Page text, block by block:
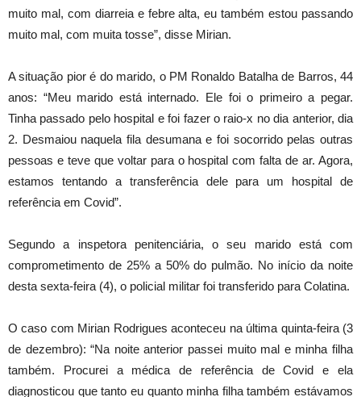
muito mal, com diarreia e febre alta, eu também estou passando
muito mal, com muita tosse”, disse Mirian.
A situação pior é do marido, o PM Ronaldo Batalha de Barros, 44
anos: “Meu marido está internado. Ele foi o primeiro a pegar.
Tinha passado pelo hospital e foi fazer o raio-x no dia anterior, dia
2. Desmaiou naquela fila desumana e foi socorrido pelas outras
pessoas e teve que voltar para o hospital com falta de ar. Agora,
estamos tentando a transferência dele para um hospital de
referência em Covid”.
Segundo a inspetora penitenciária, o seu marido está com
comprometimento de 25% a 50% do pulmão. No início da noite
desta sexta-feira (4), o policial militar foi transferido para Colatina.
O caso com Mirian Rodrigues aconteceu na última quinta-feira (3
de dezembro): “Na noite anterior passei muito mal e minha filha
também. Procurei a médica de referência de Covid e ela
diagnosticou que tanto eu quanto minha filha também estávamos